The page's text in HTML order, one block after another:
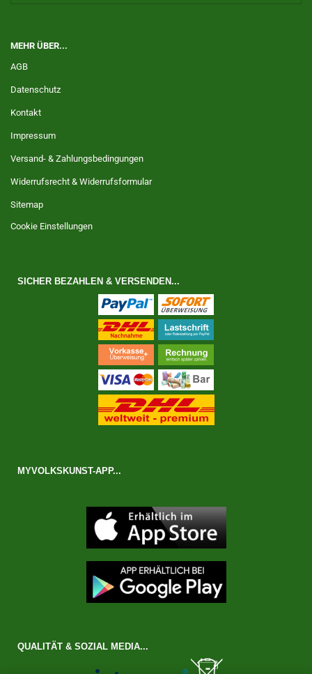
MEHR ÜBER...
AGB
Datenschutz
Kontakt
Impressum
Versand- & Zahlungsbedingungen
Widerrufsrecht & Widerrufsformular
Sitemap
Cookie Einstellungen
SICHER BEZAHLEN & VERSENDEN...
MYVOLKSKUNST-APP...
QUALITÄT & SOZIAL MEDIA...